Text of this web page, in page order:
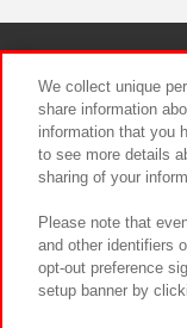
We collect unique
share information
information that you
to see more details
sharing of your
Please note that
and other identifiers
opt-out preference
setup banner by